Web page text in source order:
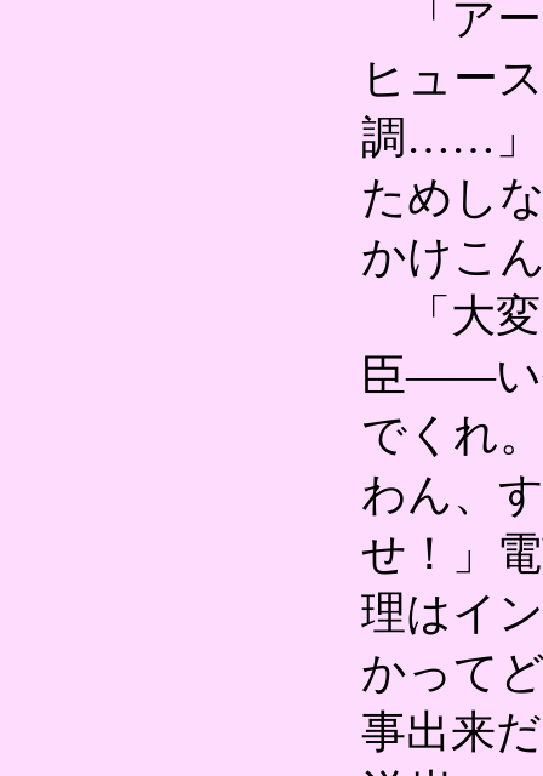
「アー
ヒュー
調……」
ためし
かけこ
「大変
臣――い
でくれ
わん、
せ！」
理はイ
かって
事出来